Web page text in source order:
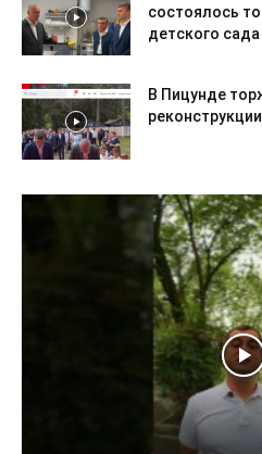
состоялось
детского
В Пицунде